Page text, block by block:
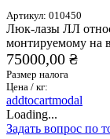
Артикул: 010450
Люк-лазы ЛЛ
монтируемому на
75000,00 ₴
Размер налога
Цена / кг:
addtocartmodal
Loading...
Задать вопрос по